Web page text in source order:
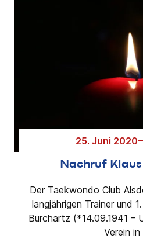
25. Juni 2020
Nachruf
Der Taekwondo Club
langjährigen Trainer und
Burchartz (*14.09.1941 –
Verein